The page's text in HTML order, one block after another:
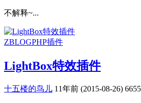
不解释~...
ZBLOGPHP插件
LightBox特效插件
十五楼的鸟儿 11年前 (2015-08-26)